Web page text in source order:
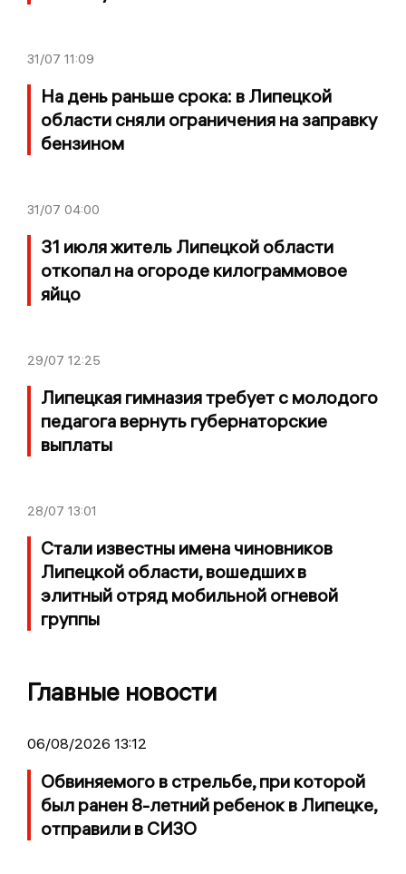
31/07 11:09
На день раньше срока: в Липецкой
области сняли ограничения на заправку
бензином
31/07 04:00
31 июля житель Липецкой области
откопал на огороде килограммовое
яйцо
29/07 12:25
Липецкая гимназия требует с молодого
педагога вернуть губернаторские
выплаты
28/07 13:01
Стали известны имена чиновников
Липецкой области, вошедших в
элитный отряд мобильной огневой
группы
Главные новости
06/08/2026 13:12
Обвиняемого в стрельбе, при которой
был ранен 8-летний ребенок в Липецке,
отправили в СИЗО